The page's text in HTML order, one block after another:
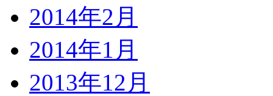
2014年2月
2014年1月
2013年12月